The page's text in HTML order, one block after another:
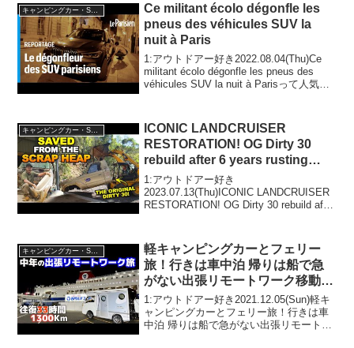
キャンピングカー・SUV人気車種
Ce militant écolo dégonfle les
pneus des véhicules SUV la
nuit à Paris
1:アウトドアー好き2022.08.04(Thu)Ce
militant écolo dégonfle les pneus des
véhicules SUV la nuit à Parisって人気で
キャンピングカー・SUV人気車種
ICONIC LANDCRUISER
RESTORATION! OG Dirty 30
rebuild after 6 years rusting
away
1:アウトドアー好き
2023.07.13(Thu)ICONIC LANDCRUISER
RESTORATION! OG Dirty 30 rebuild after
軽キャンピングカーとフェリー
旅！行きは車中泊 帰りは船で急
がない出張リモートワーク移動！
高速とフェリーどっちが安いか費
用比較【名門大洋フェリー福岡→
大阪】
1:アウトドアー好き2021.12.05(Sun)軽キ
ャンピングカーとフェリー旅！行きは車
中泊 帰りは船で急がない出張リモートワ